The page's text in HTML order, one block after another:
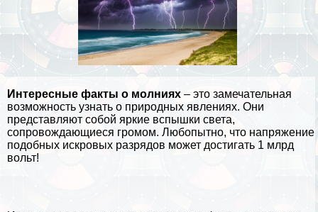
Интересные факты о молниях – это замечательная
возможность узнать о природных явлениях. Они
представляют собой яркие вспышки света,
сопровождающиеся громом. Любопытно, что напряжение
подобных искровых разрядов может достигать 1 млрд
вольт!